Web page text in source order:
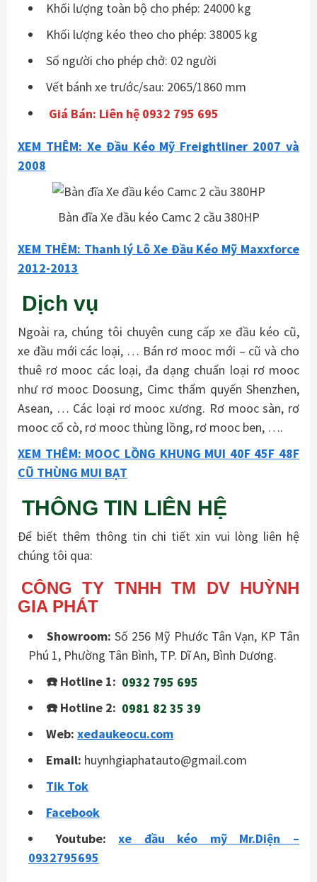
Khối lượng toàn bộ cho phép: 24000 kg
Khối lượng kéo theo cho phép: 38005 kg
Số người cho phép chở: 02 người
Vết bánh xe trước/sau: 2065/1860 mm
Giá Bán: Liên hệ 0932 795 695
XEM THÊM: Xe Đầu Kéo Mỹ Freightliner 2007 và
2008
Bàn đĩa Xe đầu kéo Camc 2 cầu 380HP
XEM THÊM: Thanh lý Lô Xe Đầu Kéo Mỹ Maxxforce
2012-2013
Dịch vụ
Ngoài ra, chúng tôi chuyên cung cấp xe đầu kéo cũ,
xe đầu mới các loại, … Bán rơ mooc mới – cũ và cho
thuê rơ mooc các loại, đa dạng chuẩn loại rơ mooc
như rơ mooc Doosung, Cimc thẩm quyến Shenzhen,
Asean, … Các loại rơ mooc xương. Rơ mooc sàn, rơ
mooc cổ cò, rơ mooc thùng lồng, rơ mooc ben, ….
XEM THÊM: MOOC LỒNG KHUNG MUI 40F 45F 48F
CŨ THÙNG MUI BẠT
THÔNG TIN LIÊN HỆ
Để biết thêm thông tin chi tiết xin vui lòng liên hệ
chúng tôi qua:
CÔNG TY TNHH TM DV HUỲNH
GIA PHÁT
Showroom: Số 256 Mỹ Phước Tân Vạn, KP Tân
Phú 1, Phường Tân Bình, TP. Dĩ An, Bình Dương.
☎️ Hotline 1: 0932 795 695
☎️ Hotline 2: 0981 82 35 39
Web: xedaukeocu.com
Email: huynhgiaphatauto@gmail.com
Tik Tok
Facebook
Youtube:
xe đầu kéo mỹ Mr.Diện –
0932795695